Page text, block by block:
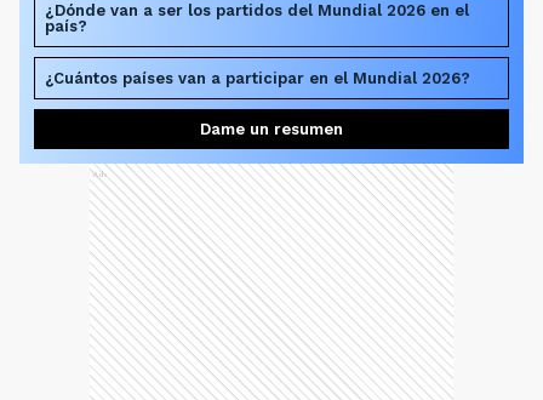
¿Dónde van a ser los partidos del Mundial 2026 en el
país?
¿Cuántos países van a participar en el Mundial 2026?
Dame un resumen
Ads